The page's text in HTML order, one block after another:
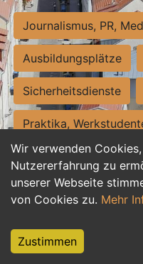
Wir verwenden
Nutzererfahrung zu
unserer Webseite
von Cookies zu. Mehr
Zustimmen
Journalismus, PR,
Ausbildungsplätze
Sicherheitsdienste
Praktika,
Personalwesen
Hilfskräfte, Aushilfs-
Weiterbildung,